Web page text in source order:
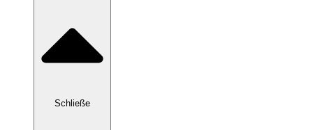
Schließe